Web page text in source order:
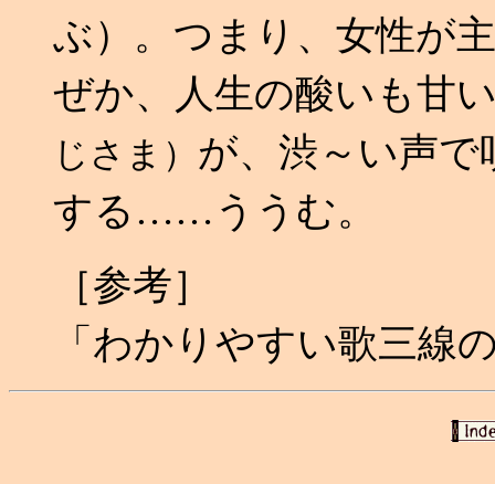
ぶ）。つまり、女性が
ぜか、人生の酸いも甘
じさま） が、渋～い声
する……ううむ。
［参考］
「わかりやすい歌三